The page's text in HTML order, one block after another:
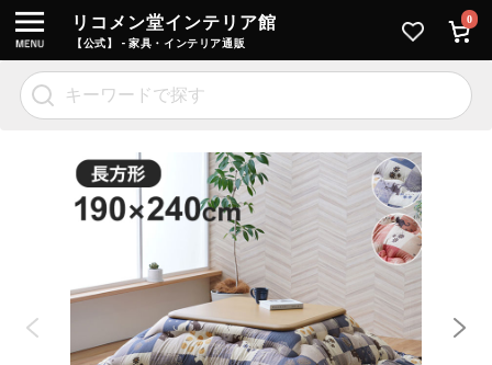
リコメン堂インテリア館
【公式】 - 家具・インテリア通販
0